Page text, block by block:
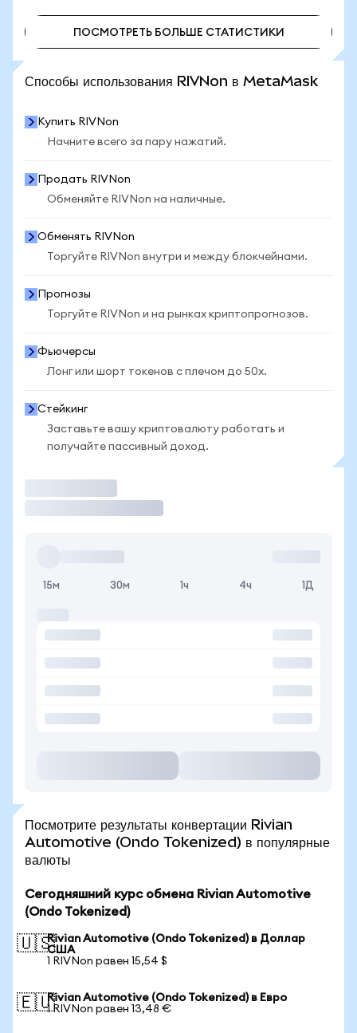
ПОСМОТРЕТЬ БОЛЬШЕ СТАТИСТИКИ
Способы использования RIVNon в MetaMask
Купить RIVNon
Начните всего за пару нажатий.
Продать RIVNon
Обменяйте RIVNon на наличные.
Обменять RIVNon
Торгуйте RIVNon внутри и между блокчейнами.
Прогнозы
Торгуйте RIVNon и на рынках криптопрогнозов.
Фьючерсы
Лонг или шорт токенов с плечом до 50x.
Стейкинг
Заставьте вашу криптовалюту работать и
получайте пассивный доход.
15м 30м 1ч 4ч 1Д
Посмотрите результаты конвертации Rivian
Automotive (Ondo Tokenized) в популярные
валюты
Сегодняшний курс обмена Rivian Automotive
(Ondo Tokenized)
🇺🇸Rivian Automotive (Ondo Tokenized) в Доллар
США
1 RIVNon равен 15,54 $
🇪🇺Rivian Automotive (Ondo Tokenized) в Евро
1 RIVNon равен 13,48 €